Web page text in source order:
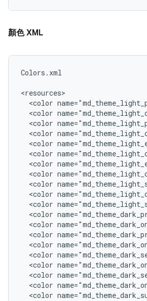
顏色 XML
Colors.xml
<color
<color
<color
<color
<color
<color
<color
<color
<color
<color
<color
<color
<color
<color
<color
<color
<color
<color
<color
<color